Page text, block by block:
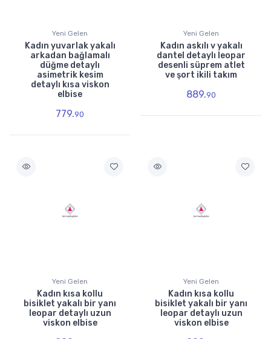
Yeni Gelen
Kadın yuvarlak yakalı
arkadan bağlamalı
düğme detaylı
asimetrik kesim
detaylı kısa viskon
elbise
779.90
Yeni Gelen
Kadın askılı v yakalı
dantel detaylı leopar
desenli süprem atlet
ve şort ikili takım
889.90
Yeni Gelen
Kadın kısa kollu
bisiklet yakalı bir yanı
leopar detaylı uzun
viskon elbise
Yeni Gelen
Kadın kısa kollu
bisiklet yakalı bir yanı
leopar detaylı uzun
viskon elbise